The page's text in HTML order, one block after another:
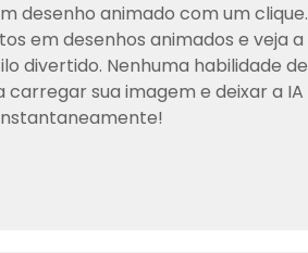
desenho animado com um clique.
em desenhos animados e veja a
divertido. Nenhuma habilidade de
sua imagem e deixar a IA